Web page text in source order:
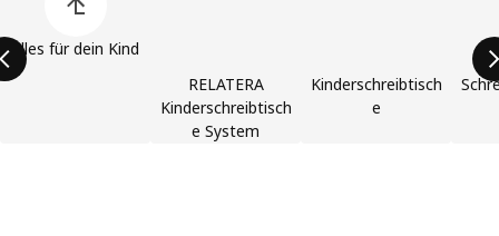
Alles für dein Kind
RELATERA
Kinderschreibtisch
e System
Kinderschreibtisch
e